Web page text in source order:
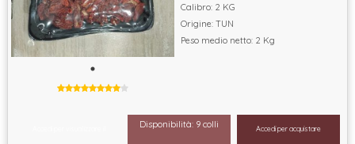
Calibro: 2 KG
Origine: TUN
Peso medio netto: 2 Kg
Disponibilità: 9 colli Accedi per acquistare